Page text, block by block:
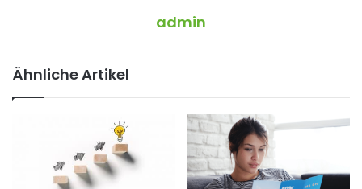
admin
Ähnliche Artikel